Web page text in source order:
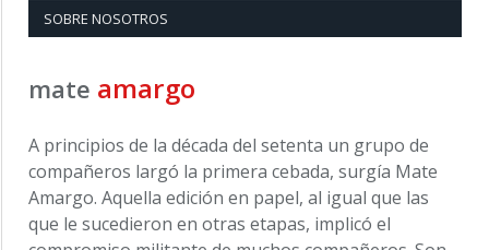
SOBRE NOSOTROS
mate amargo
A principios de la década del setenta un grupo de
compañeros largó la primera cebada, surgía Mate
Amargo. Aquella edición en papel, al igual que las
que le sucedieron en otras etapas, implicó el